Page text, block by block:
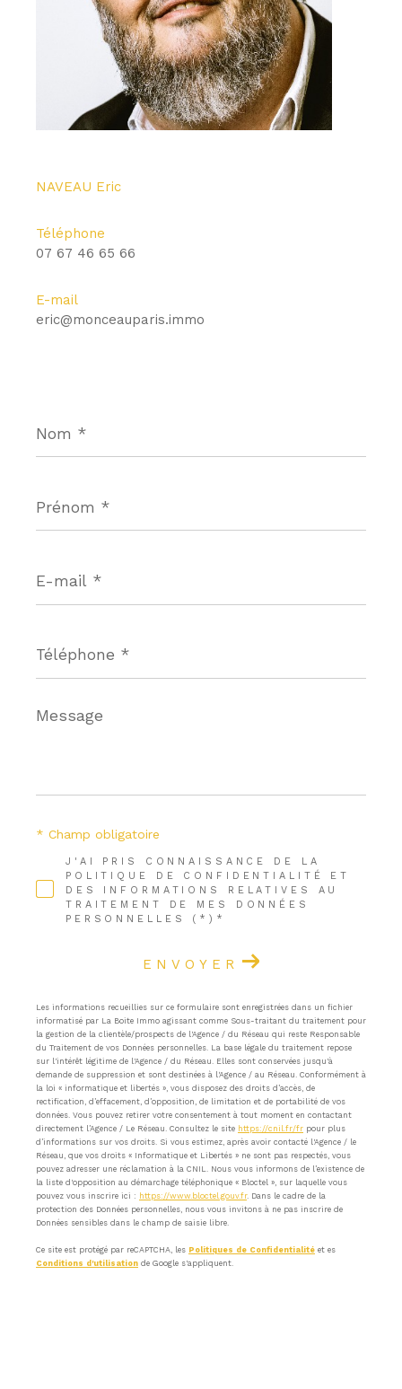
NAVEAU Eric
Téléphone
07 67 46 65 66
E-mail
eric@monceauparis.immo
*
*
mail
*
*
Message
*
J'AI PRIS CONNAISSANCE DE LA
POLITIQUE DE CONFIDENTIALITÉ ET
DES INFORMATIONS RELATIVES AU
TRAITEMENT DE MES DONNÉES
PERSONNELLES (*)*
* Champ obligatoire
ENVOYER
Les informations recueillies sur ce formulaire sont enregistrées dans un fichier
informatisé par La Boite Immo agissant comme Sous-traitant du traitement pour
la gestion de la clientèle/prospects de l'Agence / du Réseau qui reste Responsable
du Traitement de vos Données personnelles. La base légale du traitement repose
sur l'intérêt légitime de l'Agence / du Réseau. Elles sont conservées jusqu'à
demande de suppression et sont destinées à l'Agence / au Réseau. Conformément à
la loi « informatique et libertés », vous disposez des droits d’accès, de
rectification, d’effacement, d’opposition, de limitation et de portabilité de vos
données. Vous pouvez retirer votre consentement à tout moment en contactant
directement l’Agence / Le Réseau. Consultez le site https://cnil.fr/fr pour plus
d’informations sur vos droits. Si vous estimez, après avoir contacté l'Agence / le
Réseau, que vos droits « Informatique et Libertés » ne sont pas respectés, vous
pouvez adresser une réclamation à la CNIL. Nous vous informons de l’existence de
la liste d'opposition au démarchage téléphonique « Bloctel », sur laquelle vous
pouvez vous inscrire ici : https://www.bloctel.gouv.fr. Dans le cadre de la
protection des Données personnelles, nous vous invitons à ne pas inscrire de
Données sensibles dans le champ de saisie libre.
Ce site est protégé par reCAPTCHA, les Politiques de Confidentialité et es
Conditions d'utilisation de Google s'appliquent.